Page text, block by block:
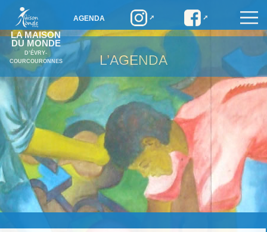
LA MAISON
DU MONDE
D’ÉVRY-
COURCOURONNES
AGENDA
L’AGENDA